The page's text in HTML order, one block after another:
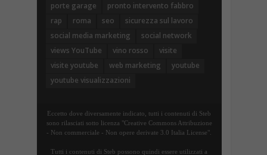
porte garage
pronto intervento fabbro
rap
roma seo
sicurezza sul lavoro
social media marketing
social network
views YouTube
vino rosso
visite
visite youtube
web marketing
youtube
youtube visualizzazioni
Eccetto dove diversamente indicato, tutti i contenuti di Steb
sono rilasciati sotto licenza "Creative Commons Attribuzione
- Non commerciale - Non opere derivate 3.0 Italia License".
Tutti i contenuti di Steb possono quindi essere utilizzati a